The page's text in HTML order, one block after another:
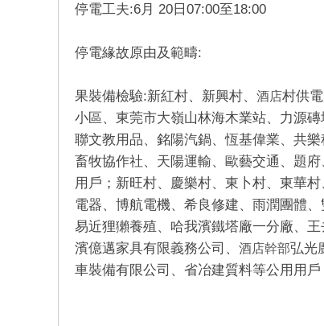
停電工夫:6月 20日07:00至18:00
停電緣故原由及範疇:
果裝備檢驗:新紅村、新興村、 酒店村供
小區、東莞市大嶺山林海木業站、力源
聯文教用品、銘陽汽鍋、恆基偉業、共
畜牧協作社、天陽運輸、歐藝交通、題
用戶；新旺村、慶樂村、東卜村、東華
電器、博航電機、希良修建、雨潤團體
易近狸獺養殖、哈我濱鐵塔廠一分廠、
濱億邁家具有限義務公司、 酒店幹部弘光
車裝備有限公司、省冶建質料等公用用